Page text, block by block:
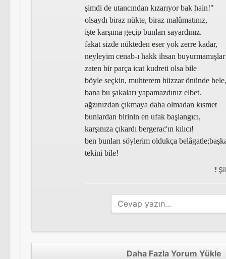
şimdi de utancından kızarıyor bak hain!"
olsaydı biraz nükte, biraz malûmatınız,
işte karşıma geçip bunları sayardınız.
fakat sizde nükteden eser yok zerre kadar,
neyleyim cenab-ı hakk ihsan
zaten bir parça icat kudreti olsa bile
böyle seçkin, muhterem hüzzar önünde hele,
bana bu şakaları yapamazdınız elbet.
ağzınızdan çıkmaya daha olmadan kısmet
bunlardan birinin en ufak başlangıcı,
karşınıza çıkardı bergerac'ın kılıcı!
ben bunları söylerim oldukça belâgatle;
tekini bile!
Daha Fazla Yorum Yükle